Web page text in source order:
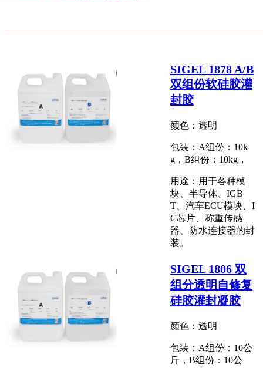
SIGEL 1878 A/B
双组份软硅胶灌
封胶
颜色：透明
包装：A组份：10k
g，B组份：10kg，
用途：用于各种模
块、半导体、IGB
T、汽车ECU模块、I
C芯片、称重传感
器、防水连接器的封
装。
SIGEL 1806 双
组分透明自修复
硅胶灌封凝胶
颜色：透明
包装：A组份：10公
斤，B组份：10公